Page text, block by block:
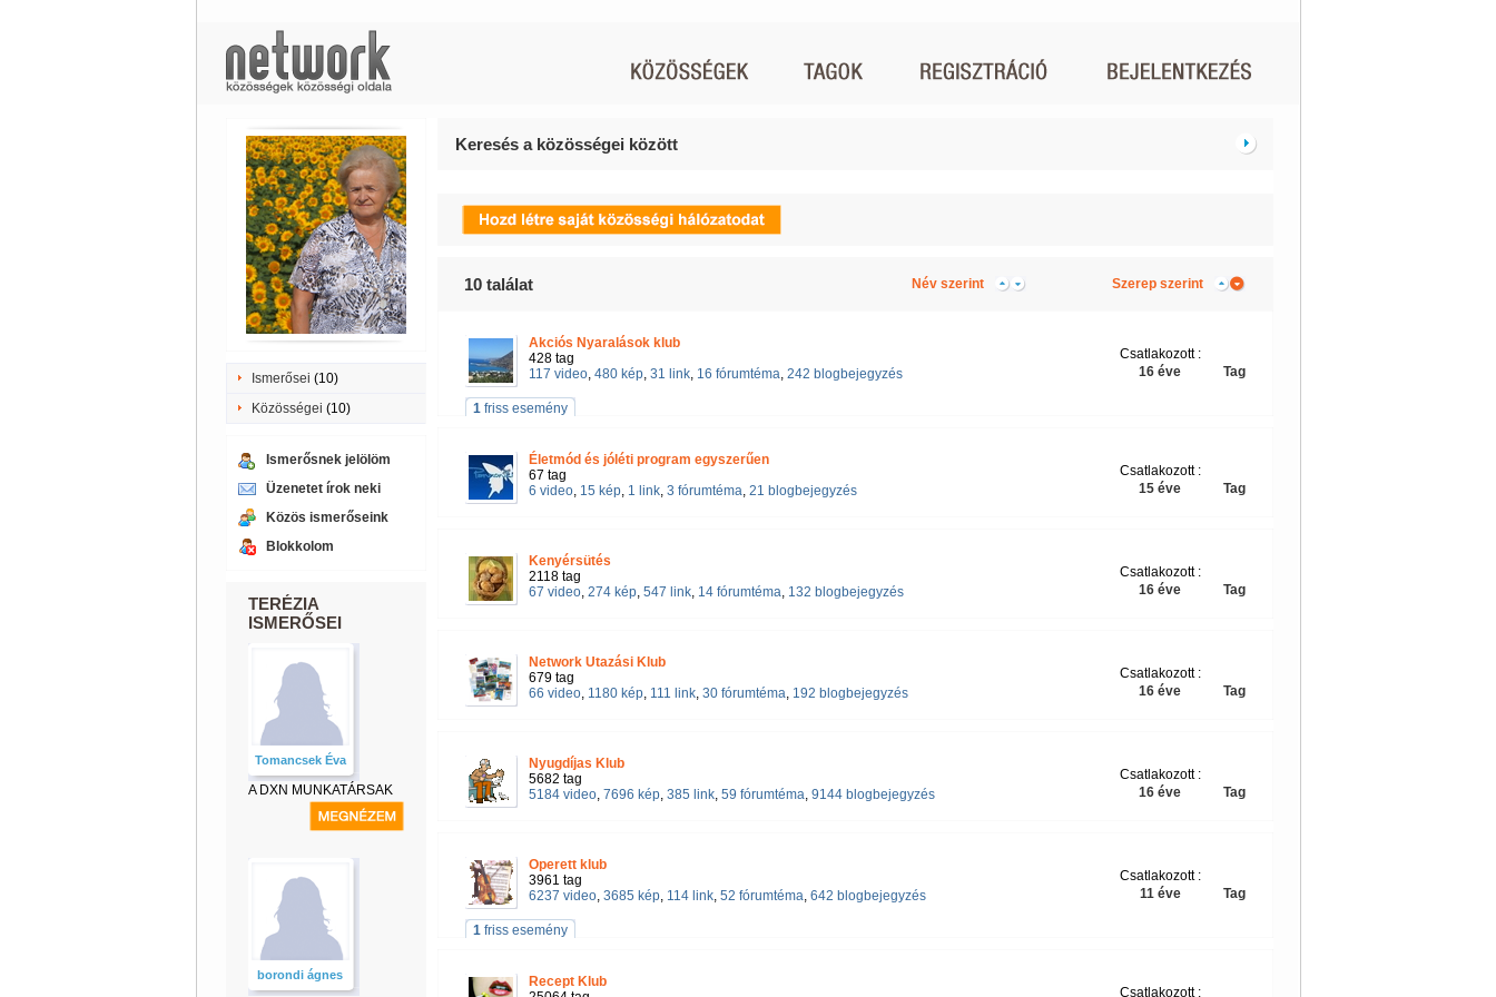
Ismerősei (10)
Közösségei (10)
Ismerősnek jelölöm
Üzenetet írok neki
Közös ismerőseink
Blokkolom
TERÉZIA
ISMERŐSEI
Tomancsek Éva
A DXN MUNKATÁRSAK
borondi ágnes
Keresés a közösségei között
10találat Név szerint Szerep szerint
Akciós Nyaralások klub
428 tag
117 video, 480 kép, 31 link, 16 fórumtéma, 242 blogbejegyzés Tag
Csatlakozott :
16 éve
1friss esemény
Életmód és jóléti program egyszerűen
67 tag
6 video, 15 kép, 1 link, 3 fórumtéma, 21 blogbejegyzés Tag
Csatlakozott :
15 éve
Kenyérsütés
2118 tag
67 video, 274 kép, 547 link, 14 fórumtéma, 132 blogbejegyzés Tag
Csatlakozott :
16 éve
Network Utazási Klub
679 tag
66 video, 1180 kép, 111 link, 30 fórumtéma, 192 blogbejegyzés Tag
Csatlakozott :
16 éve
Nyugdíjas Klub
5682 tag
5184 video, 7696 kép, 385 link, 59 fórumtéma, 9144 blogbejegyzés Tag
Csatlakozott :
16 éve
Operett klub
3961 tag
6237 video, 3685 kép, 114 link, 52 fórumtéma, 642 blogbejegyzés Tag
Csatlakozott :
11 éve
1friss esemény
Recept Klub
Csatlakozott :